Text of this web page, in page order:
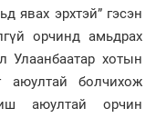
явах эрхтэй” гэсэн
орчинд амьдрах
Улаанбаатар хотын
аюултай болчихож
аюултай орчин